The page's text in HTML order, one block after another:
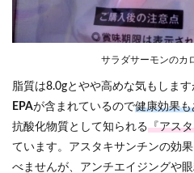
サラダサーモンのカ
脂質は8.0gとやや高めな気もしま
EPAが含まれているので健康効果
抗酸化物質として知られる『アス
ています。アスタキサンチンの効
べませんが、アンチエイジングや